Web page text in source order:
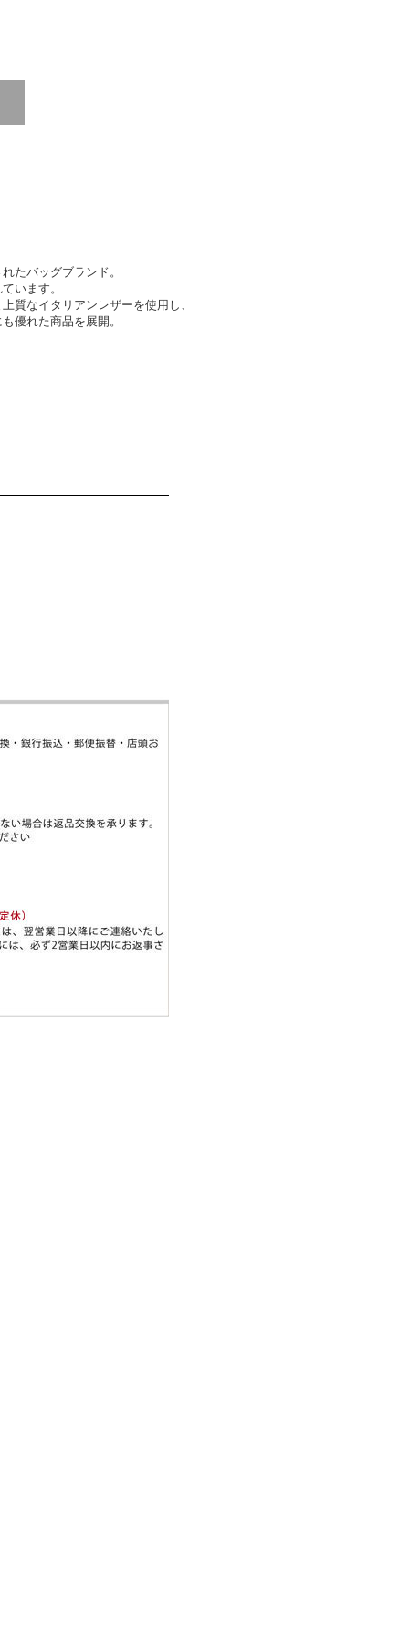
たバッグブランド。
います。
質なイタリアンレザーを使用し、
優れた商品を展開。